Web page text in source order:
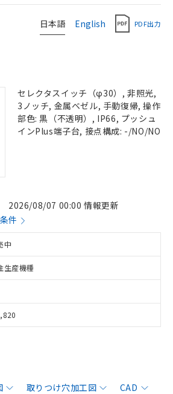
日本語 English PDF出力
セレクタスイッチ（φ30）, 非照光,
3ノッチ, 金属ベゼル, 手動復帰, 操作
部色: 黒（不透明）, IP66, プッシュ
インPlus端子台, 接点構成: -/NO/NO
2026/08/07 00:00 情報更新
件
中
生産機種
取りつけ穴加工図
CAD